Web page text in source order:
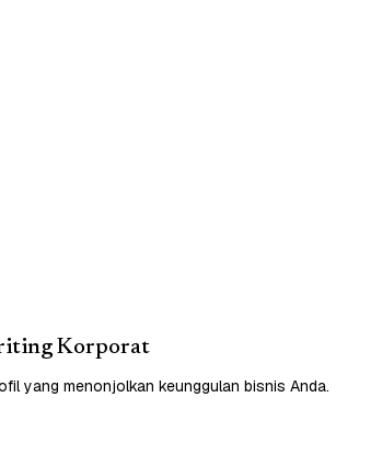
Korporat
yang menonjolkan keunggulan bisnis Anda.